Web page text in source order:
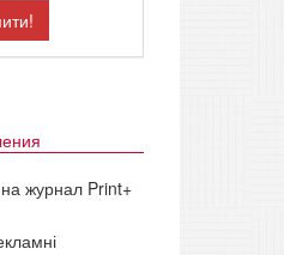
журнал Print+